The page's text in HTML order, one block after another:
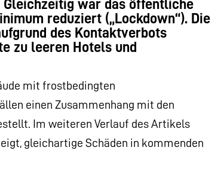
war das öffentliche
reduziert („Lockdown“). Die
des Kontaktverbots
zu leeren Hotels und
mit frostbedingten
einen Zusammenhang mit den
Im weiteren Verlauf des Artikels
gleichartige Schäden in kommenden